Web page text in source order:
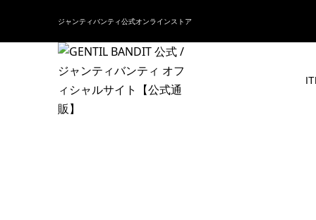
ジャンティバンティ公式オンラインストア